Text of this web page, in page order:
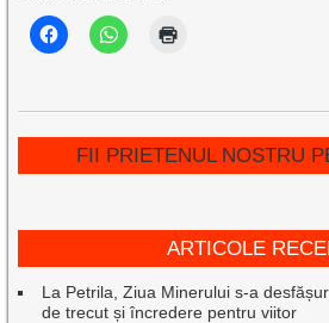
FII PRIETENUL NOSTRU
ARTICOLE
La Petrila, Ziua Minerului s-a
de trecut și încredere pentru viitor